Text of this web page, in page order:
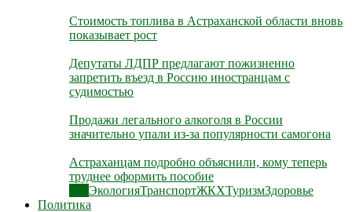
Стоимость топлива в Астраханской области вновь
показывает рост
Депутаты ЛДПР предлагают пожизненно
запретить въезд в Россию иностранцам с
судимостью
Продажи легального алкоголя в России
значительно упали из-за популярности самогона
Астраханцам подробно объяснили, кому теперь
труднее оформить пособие
ЭкологияТранспортЖКХТуризмЗдоровье
Политика